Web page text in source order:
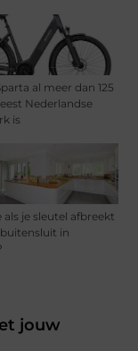
al meer dan 125
Nederlandse
is
als je sleutel afbreekt
in
jouw